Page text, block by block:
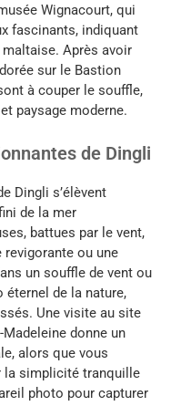
Wignacourt, qui
fascinants, indiquant
maltaise. Après avoir
sur le Bastion
à couper le souffle,
paysage moderne.
de Dingli
Dingli s’élèvent
de la mer
battues par le vent,
ou une
un souffle de vent ou
éternel de la nature,
Une visite au site
donne un
alors que vous
la simplicité tranquille
photo pour capturer